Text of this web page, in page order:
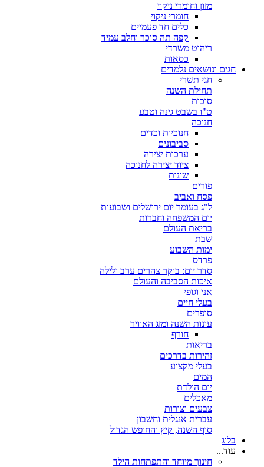
מזון וחומרי ניקוי
חומרי ניקוי
כלים חד פעמיים
קפה תה סוכר וחלב עמיד
ריהוט משרדי
כסאות
חגים ונושאים נלמדים
חגי תשרי
תחילת השנה
סוכות
ט"ו בשבט גינה וטבע
חנוכה
חנוכיות וכדים
סביבונים
ערכות יצירה
ציוד יצירה לחנוכה
שונות
פורים
פסח ואביב
ל"ג בעומר יום ירושלים ושבועות
יום המשפחה וחברות
בריאת העולם
שבת
ימות השבוע
פרדס
סדר יום: בוקר צהרים ערב ולילה
איכות הסביבה והעולם
אני וגופי
בעלי חיים
סופרים
עונות השנה ומזג האוויר
חורף
בריאות
זהירות בדרכים
בעלי מקצוע
המים
יום הולדת
מאכלים
צבעים וצורות
עברית אנגלית וחשבון
סוף השנה, קיץ והחופש הגדול
בלוג
עוד...
חינוך מיוחד והתפתחות הילד